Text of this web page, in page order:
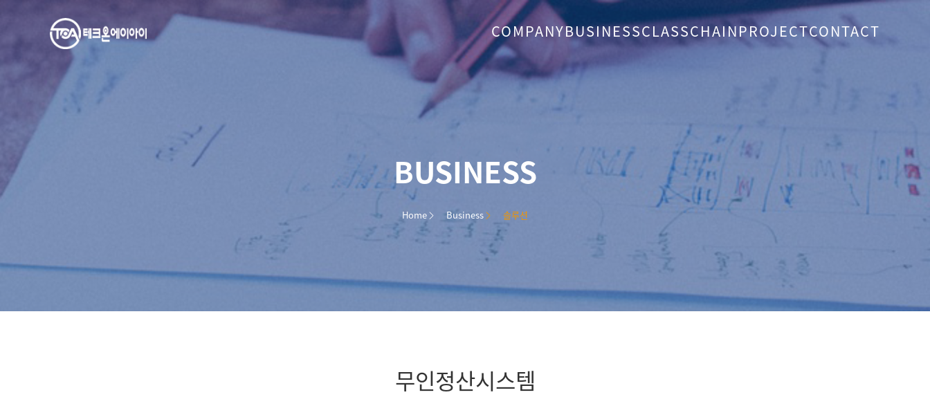
COMPANYBUSINESSCLASSCHAINPROJECTCONTACT
BUSINESS
Home Business 솔루션
무인정산시스템